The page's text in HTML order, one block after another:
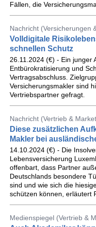
Fällen, die
Nachricht (Versicherungen
Volldigitale
schnellen Schutz
26.11.2024 (€) - Ein junger
Entbürokratisierung und
Vertragsabschluss.
Versicherungsmakler sind
Vertriebspartner gefragt.
Nachricht (Vertrieb &
Diese zusätzlichen
Makler bei
14.10.2024 (€) - Die
Lebensversicherung
offenbart, dass Partner
Deutschlands besondere
sind und wie sich die
schützen können, erläutert
Medienspiegel (Vertrieb &